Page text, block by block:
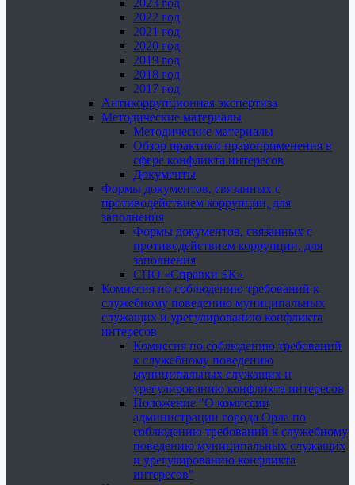
2023 год
2022 год
2021 год
2020 год
2019 год
2018 год
2017 год
Антикоррупционная экспертиза
Методические материалы
Методические материалы
Обзор практики правоприменения в
сфере конфликта интересов
Документы
Формы документов, связанных с
противодействием коррупции, для
заполнения
Формы документов, связанных с
противодействием коррупции, для
заполнения
СПО «Справки БК»
Комиссия по соблюдению требований к
служебному поведению муниципальных
служащих и урегулированию конфликта
интересов
Комиссия по соблюдению требований
к служебному поведению
муниципальных служащих и
урегулированию конфликта интересов
Положение "О комиссии
администрации города Орла по
соблюдению требований к служебному
поведению муниципальных служащих
и урегулированию конфликта
интересов"